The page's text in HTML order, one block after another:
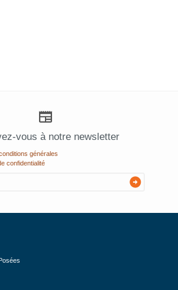
vous à notre newsletter
générales
confidentialité